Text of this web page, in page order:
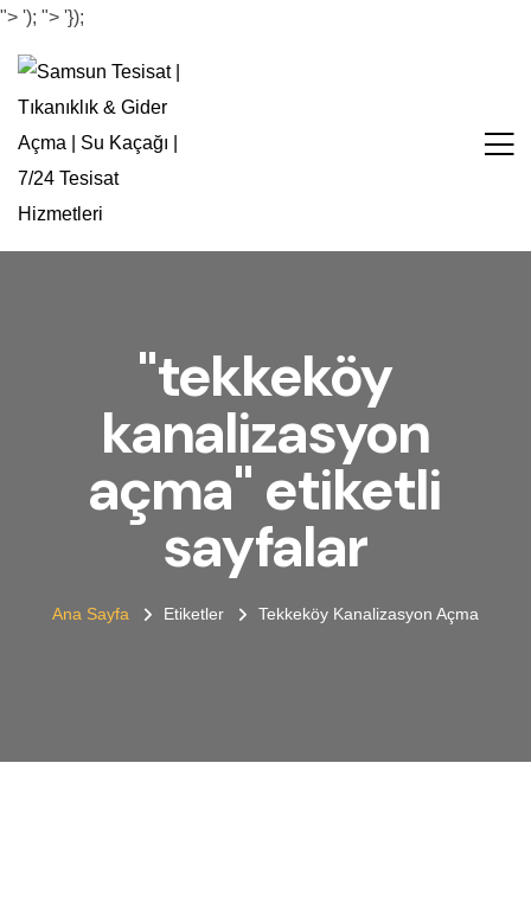
"> '); "> '});
"tekkeköy
kanalizasyon
açma" etiketli
sayfalar
Ana Sayfa Etiketler Tekkeköy Kanalizasyon Açma